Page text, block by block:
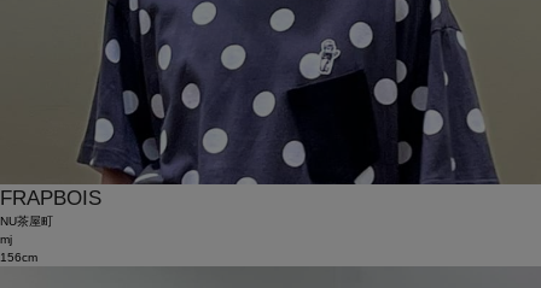
FRAPBOIS
NU茶屋町
mj
156cm